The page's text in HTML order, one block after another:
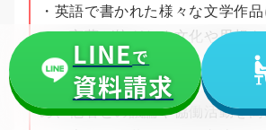
LINEで
資料請求
・英語で書かれた様々な文学作
で、言葉が紡ぎだす文化や思想
再発見に努める。
・英語コミュニケーション能力の
め、他者との議論や協働活動を